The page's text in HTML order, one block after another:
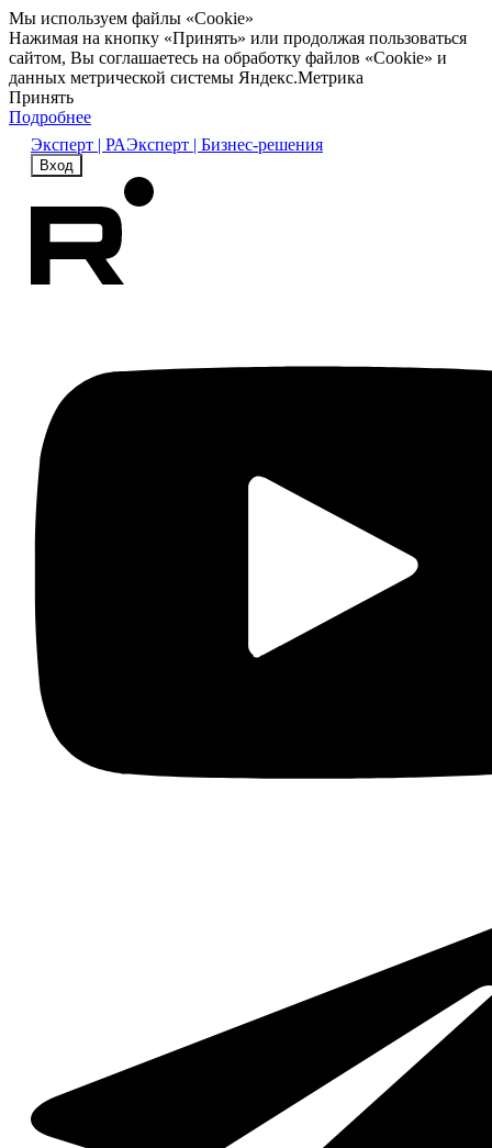
Мы используем файлы «Cookie»
Нажимая на кнопку «Принять» или продолжая пользоваться
сайтом, Вы соглашаетесь на обработку файлов «Cookie» и
данных метрической системы Яндекс.Метрика
Принять
Подробнее
Эксперт | РАЭксперт | Бизнес-решения
Вход